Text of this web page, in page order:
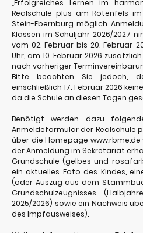
„Erfolgreiches Lernen im
Realschule plus am Rotenfels
Stein-Ebernburg möglich.
Klassen im Schuljahr 2026/2027
vom 02. Februar bis 20. Februar
Uhr, am 10. Februar 2026
nach vorheriger
Bitte beachten Sie jedoch,
einschließlich 17. Februar 2026
da die Schule an diesen Tagen
Benötigt werden dazu
Anmeldeformular der Realschule
über die Homepage
der Anmeldung im Sekretariat
Grundschule (gelbes und
ein aktuelles Foto des Kindes,
(oder Auszug aus dem
Grundschulzeugnisses
2025/2026) sowie ein Nachweis
des Impfausweises).